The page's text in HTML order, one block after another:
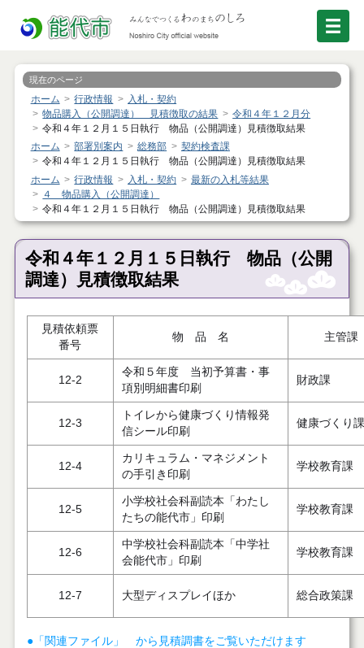
現在のページ
ホーム 行政情報
入札・契約
物品購入（公開調達） 見積徴取の結果
令和４年１２月分
令和４年１２月１５日執行 物品（公開調達）見積徴取結果
ホーム
部署別案内 総務部
契約検査課
令和４年１２月１５日執行 物品（公開調達）見積徴取結果
ホーム
行政情報 入札・契約
最新の入札等結果
４ 物品購入（公開調達）
令和４年１２月１５日執行 物品（公開調達）見積徴取結果
令和４年１２月１５日執行 物品（公開
調達）見積徴取結果
見積依頼票
番号
物 品 名 主管課
12-2
令和５年度 当初予算書・事
項別明細書印刷
財政課
12-3
トイレから健康づくり情報発
信シール印刷
健康づくり課
12-4
カリキュラム・マネジメント
の手引き印刷
学校教育課
12-5
小学校社会科副読本「わたし
たちの能代市」印刷
学校教育課
12-6
中学校社会科副読本「中学社
会能代市」印刷
学校教育課
12-7 大型ディスプレイほか 総合政策課
●「関連ファイル」 から見積調書をご覧いただけます